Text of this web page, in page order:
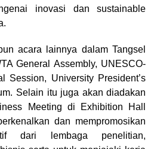
inovasi dan sustainable
acara lainnya dalam Tangsel
General Assembly, UNESCO-
Session, University President’s
Selain itu juga akan diadakan
Meeting di Exhibition Hall
dan mempromosikan
dari lembaga penelitian,